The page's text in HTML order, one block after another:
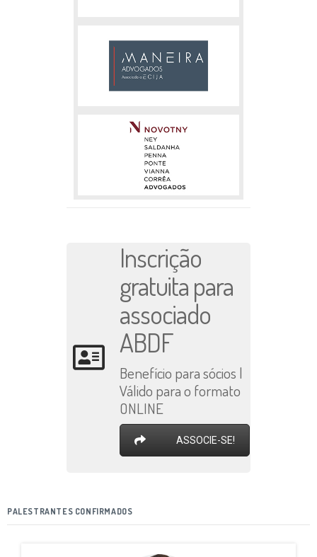
Inscrição
gratuita para
associado
ABDF
Benefício para sócios |
Válido para o formato
ONLINE
ASSOCIE-SE!
PALESTRANTES CONFIRMADOS